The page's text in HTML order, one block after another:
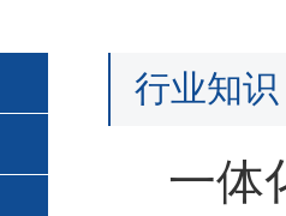
行业知识
一体